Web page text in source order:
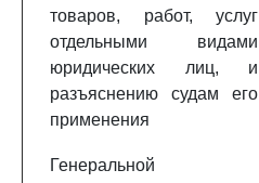
товаров, работ, услуг
отдельными видами
юридических лиц, и
разъяснению судам его
применения
Генеральной